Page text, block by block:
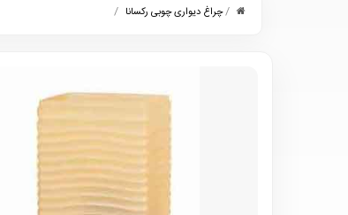
/چراغ دیواری چوبی رکسانا /